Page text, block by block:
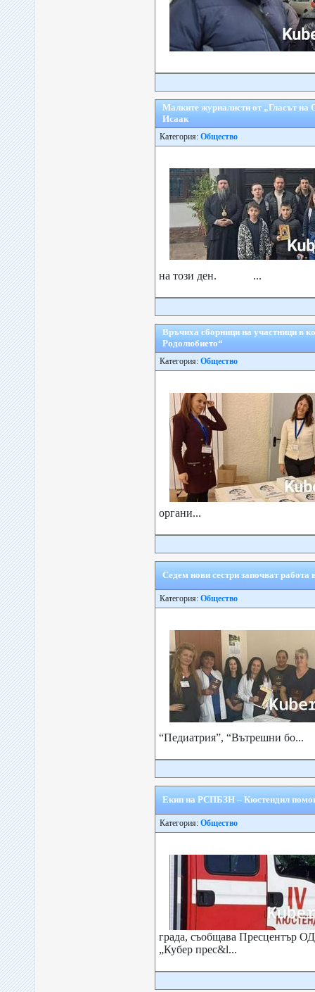
Малките журналисти от „Гласът на
Исаак
Категория: Общество
на този ден. ...
Връчиха сборници на участници в
Родолюбието“
Категория: Общество
органи...
Седем нови сестри започват
Категория: Общество
“Педиатрия”, “Вътрешни бо...
Екип на РСПБЗН – Кюстендил
Категория: Общество
града, съобщава Пресцентър
„Кубер прес&l...